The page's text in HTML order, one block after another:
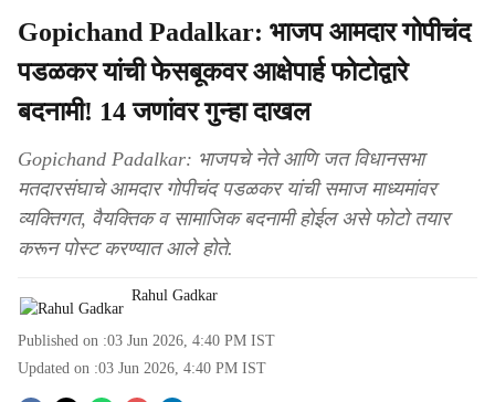
Gopichand Padalkar: भाजप आमदार गोपीचंद
पडळकर यांची फेसबूकवर आक्षेपार्ह फोटोद्वारे
बदनामी! 14 जणांवर गुन्हा दाखल
Gopichand Padalkar: भाजपचे नेते आणि जत विधानसभा
मतदारसंघाचे आमदार गोपीचंद पडळकर यांची समाज माध्यमांवर
व्यक्तिगत, वैयक्तिक व सामाजिक बदनामी होईल असे फोटो तयार
करून पोस्ट करण्यात आले होते.
Rahul Gadkar
Published on :03 Jun 2026, 4:40 PM IST
Updated on :03 Jun 2026, 4:40 PM IST